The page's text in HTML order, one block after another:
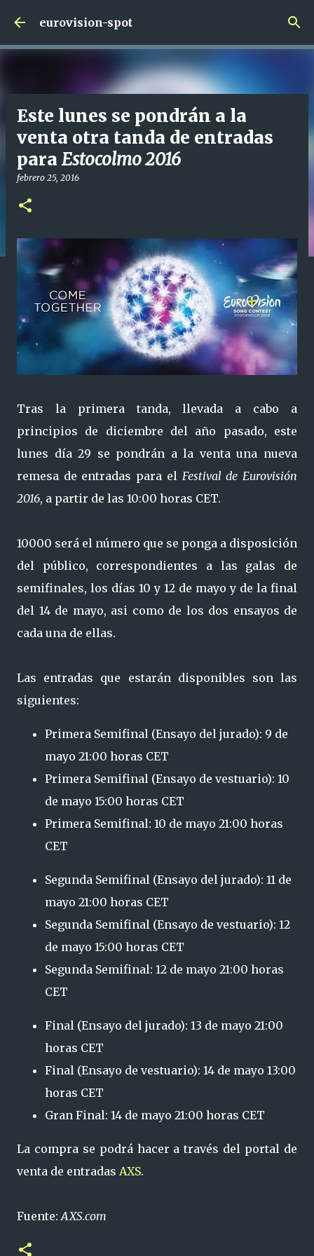
Ir al contenido principal
eurovision-spot
Este lunes se pondrán a la
venta otra tanda de entradas
para Estocolmo 2016
febrero 25, 2016
Tras la primera tanda, llevada a cabo a
principios de diciembre del año pasado, este
lunes día 29 se pondrán a la venta una nueva
remesa de entradas para el Festival de Eurovisión
2016, a partir de las 10:00 horas CET.
10000 será el número que se ponga a disposición
del público, correspondientes a las galas de
semifinales, los días 10 y 12 de mayo y de la final
del 14 de mayo, asi como de los dos ensayos de
cada una de ellas.
Las entradas que estarán disponibles son las
siguientes:
Primera Semifinal (Ensayo del jurado): 9 de
mayo 21:00 horas CET
Primera Semifinal (Ensayo de vestuario): 10
de mayo 15:00 horas CET
Primera Semifinal: 10 de mayo 21:00 horas
CET
Segunda Semifinal (Ensayo del jurado): 11 de
mayo 21:00 horas CET
Segunda Semifinal (Ensayo de vestuario): 12
de mayo 15:00 horas CET
Segunda Semifinal: 12 de mayo 21:00 horas
CET
Final (Ensayo del jurado): 13 de mayo 21:00
horas CET
Final (Ensayo de vestuario): 14 de mayo 13:00
horas CET
Gran Final: 14 de mayo 21:00 horas CET
La compra se podrá hacer a través del portal de
venta de entradas AXS.
Fuente:AXS.com